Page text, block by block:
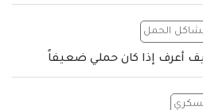
الحمل
أعرف إذا كان حملي ضعيفاً